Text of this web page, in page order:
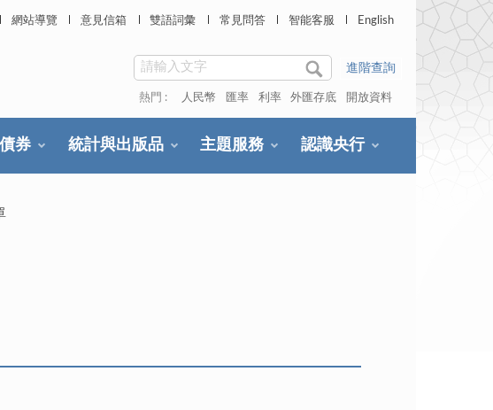
網站導覽 意見信箱 雙語詞彙 常見問答 智能客服 English
進階查詢
熱門 : 人民幣 匯率 利率 外匯存底 開放資料
券 統計與出版品 主題服務 認識央行